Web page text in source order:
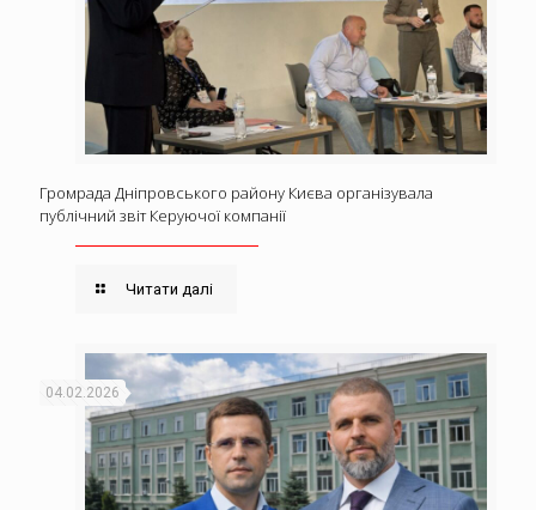
Громрада Дніпровського району Києва організувала
публічний звіт Керуючої компанії
Читати далі
04.02.2026